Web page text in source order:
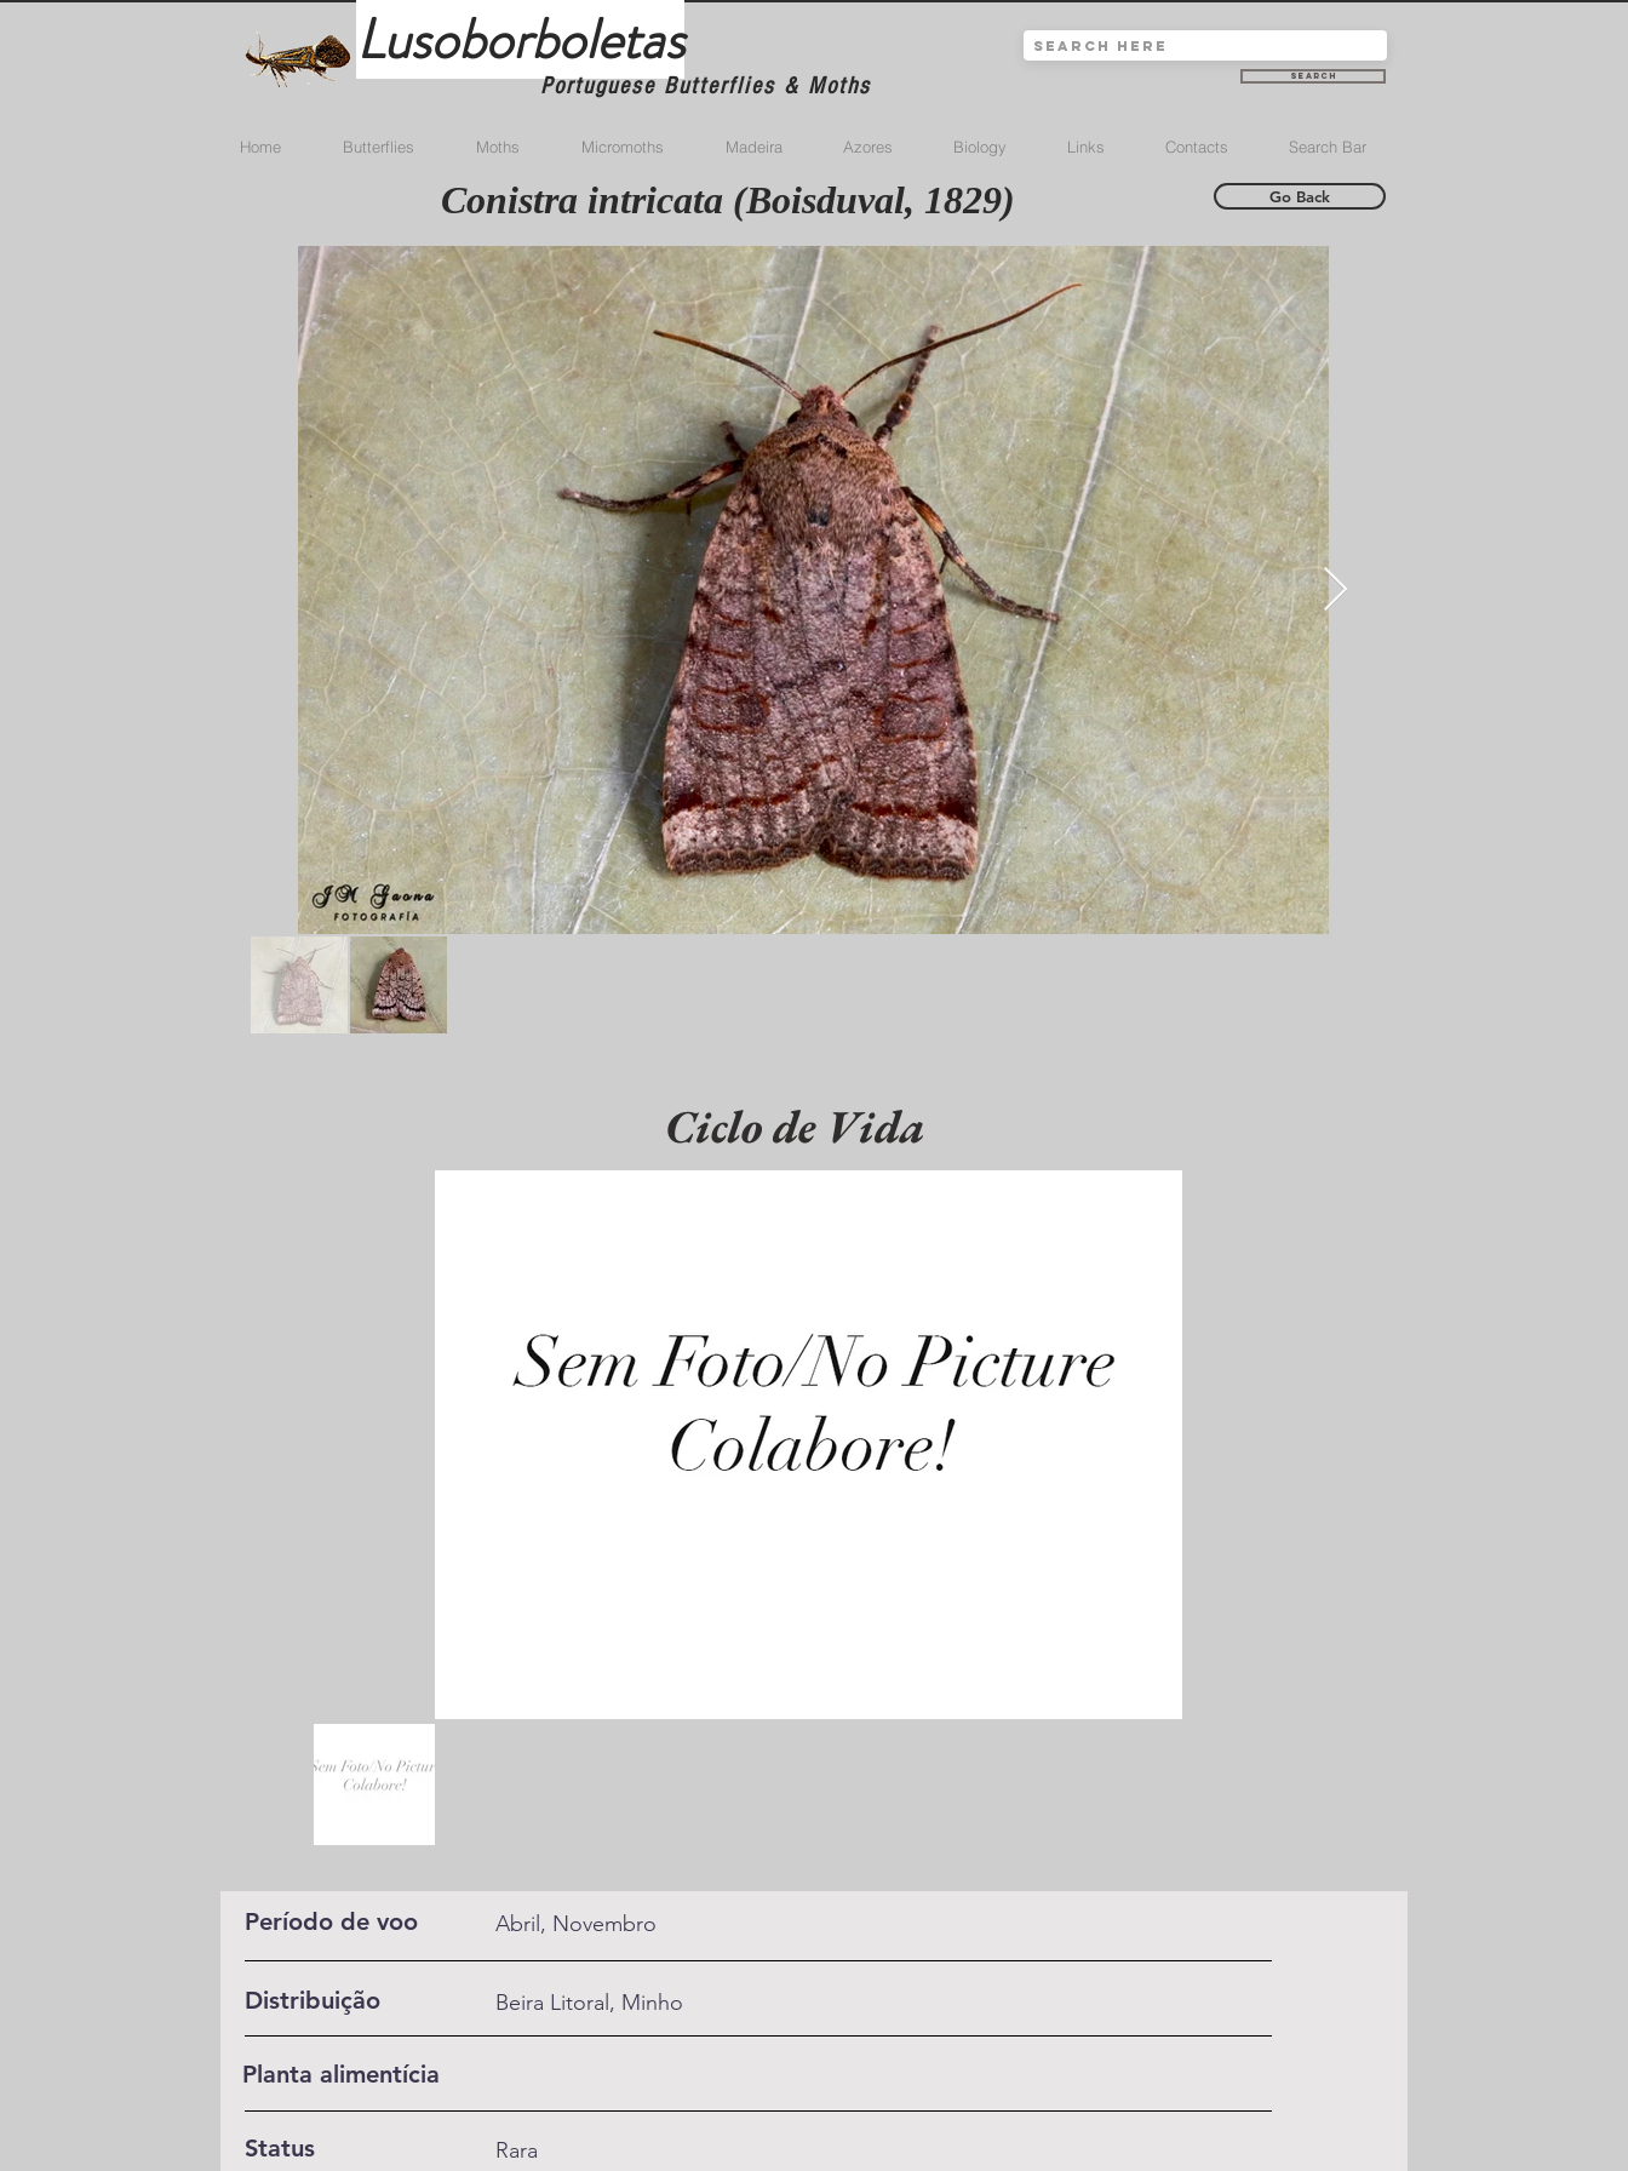
Lusoborboletas
Portuguese Butterflies & Moths Search
Home Butterflies Moths Micromoths Madeira Azores Biology Links Contacts Search Bar
Conistra intricata (Boisduval, 1829) Go Back
Ciclo de Vida
Período de voo Abril, Novembro
Distribuição Beira Litoral, Minho
Planta alimentícia
Status Rara